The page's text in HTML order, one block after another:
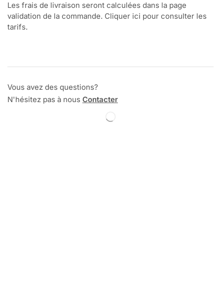
Les frais de livraison seront calculées dans la page
validation de la commande. Cliquer ici pour consulter les
tarifs.
Vous avez des questions?
N'hésitez pas à nous Contacter